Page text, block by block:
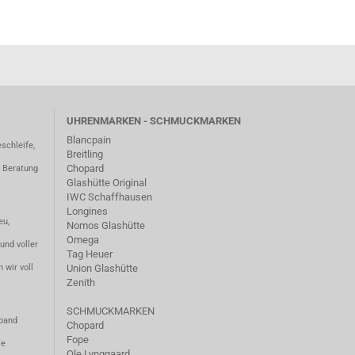
voller
voll
UHRENMARKEN - SCHMUCKMARKEN
Blancpain
Breitling
Chopard
Glashütte Original
IWC Schaffhausen
Longines
Nomos Glashütte
Omega
Tag Heuer
Union Glashütte
Zenith
SCHMUCKMARKEN
Chopard
Fope